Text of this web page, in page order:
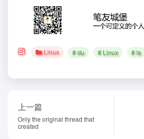
Linux # du # Linux # ls
上一篇
Only the original thread that
created